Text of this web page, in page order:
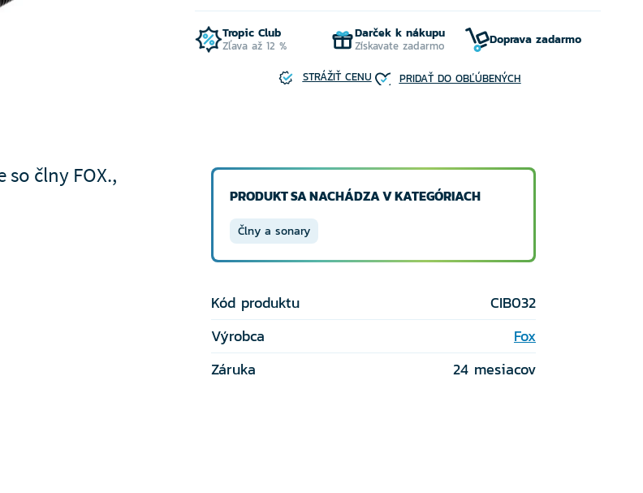
Tropic Club
Zľava až 12 %
Darček k nákupu
Získavate zadarmo Doprava zadarmo
STRÁŽIŤ CENU PRIDAŤ DO OBĽÚBENÝCH
člny FOX.,
PRODUKT SA NACHÁDZA V KATEGÓRIACH
Člny a sonary
Kód produktu
CIB032
Výrobca
Fox
Záruka
24 mesiacov